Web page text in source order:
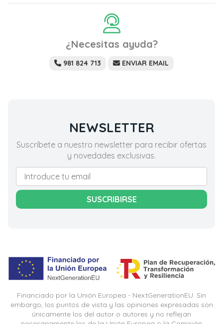
¿Necesitas ayuda?
981 824 713 ENVIAR EMAIL
NEWSLETTER
Suscríbete a nuestro newsletter para recibir ofertas
y novedades exclusivas.
SUSCRIBIRSE
Financiado por la Unión Europea - NextGenerationEU. Sin
embargo, los puntos de vista y las opiniones expresadas son
únicamente los del autor o autores y no reflejan